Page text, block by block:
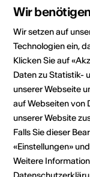
Lokalität
Veranstalter
Wir
Wir setzen auf
Technologien ein,
Klicken Sie auf
Daten zu Statistik-
unserer Webseite
auf Webseiten von
unserer Website
Falls Sie dieser
«Einstellungen»
Weitere